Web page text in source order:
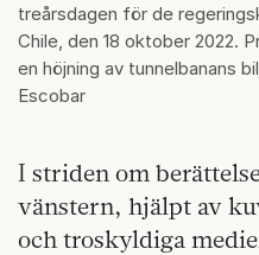
treårsdagen för de
Chile, den 18 oktober 2022.
en höjning av tunnelbanans
Escobar
I striden om
vänstern, hjälpt av
och troskyldiga